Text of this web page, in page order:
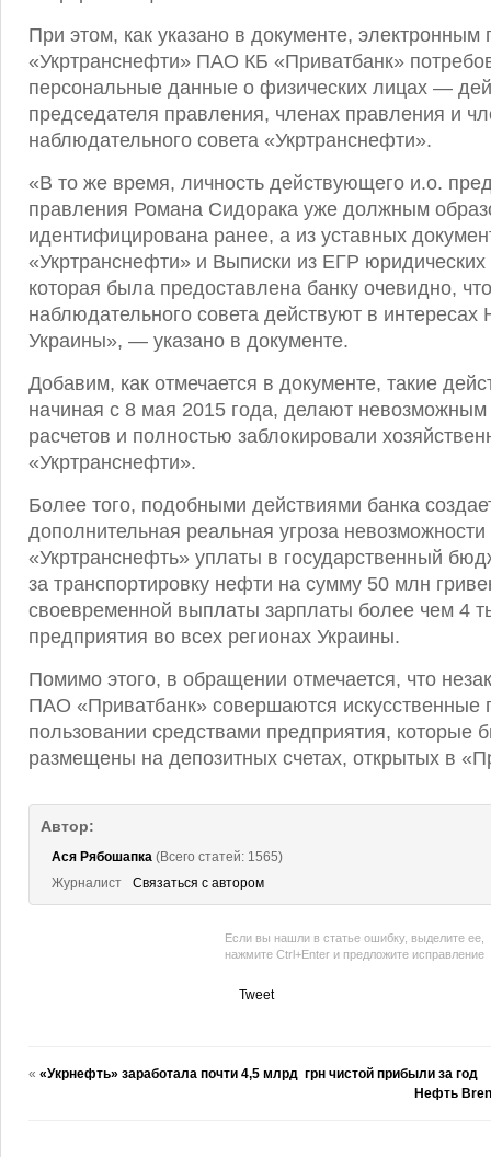
При этом, как указано в документе,
«Укртранснефти» ПАО КБ «Приватбанк»
персональные данные о физических лицах —
председателя правления, членах правления и
наблюдательного совета «Укртранснефти».
«В то же время, личность действующего и.о.
правления Романа Сидорака уже должным
идентифицирована ранее, а из уставных
«Укртранснефти» и Выписки из ЕГР
которая была предоставлена банку очевидно,
наблюдательного совета действуют в
Украины», — указано в документе.
Добавим, как отмечается в документе, такие
начиная с 8 мая 2015 года, делают
расчетов и полностью заблокировали
«Укртранснефти».
Более того, подобными действиями банка
дополнительная реальная угроза
«Укртранснефть» уплаты в государственный
за транспортировку нефти на сумму 50 млн
своевременной выплаты зарплаты более чем 4
предприятия во всех регионах Украины.
Помимо этого, в обращении отмечается, что
ПАО «Приватбанк» совершаются искусственные
пользовании средствами предприятия, которые
размещены на депозитных счетах, открытых в
Автор:
Ася Рябошапка (Всего статей: 1565)
Журналист
Связаться с автором
Если вы нашли в статье ошибку, выделите ее,
нажмите Ctrl+Enter и предложите исправление
Tweet
« «Укрнефть» заработала почти 4,5 млрд грн чистой прибыли за год
Нефть